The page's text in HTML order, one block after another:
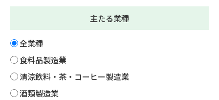
主たる業種
全業種
食料品製造業
清涼飲料・茶・コーヒー製造業
酒類製造業